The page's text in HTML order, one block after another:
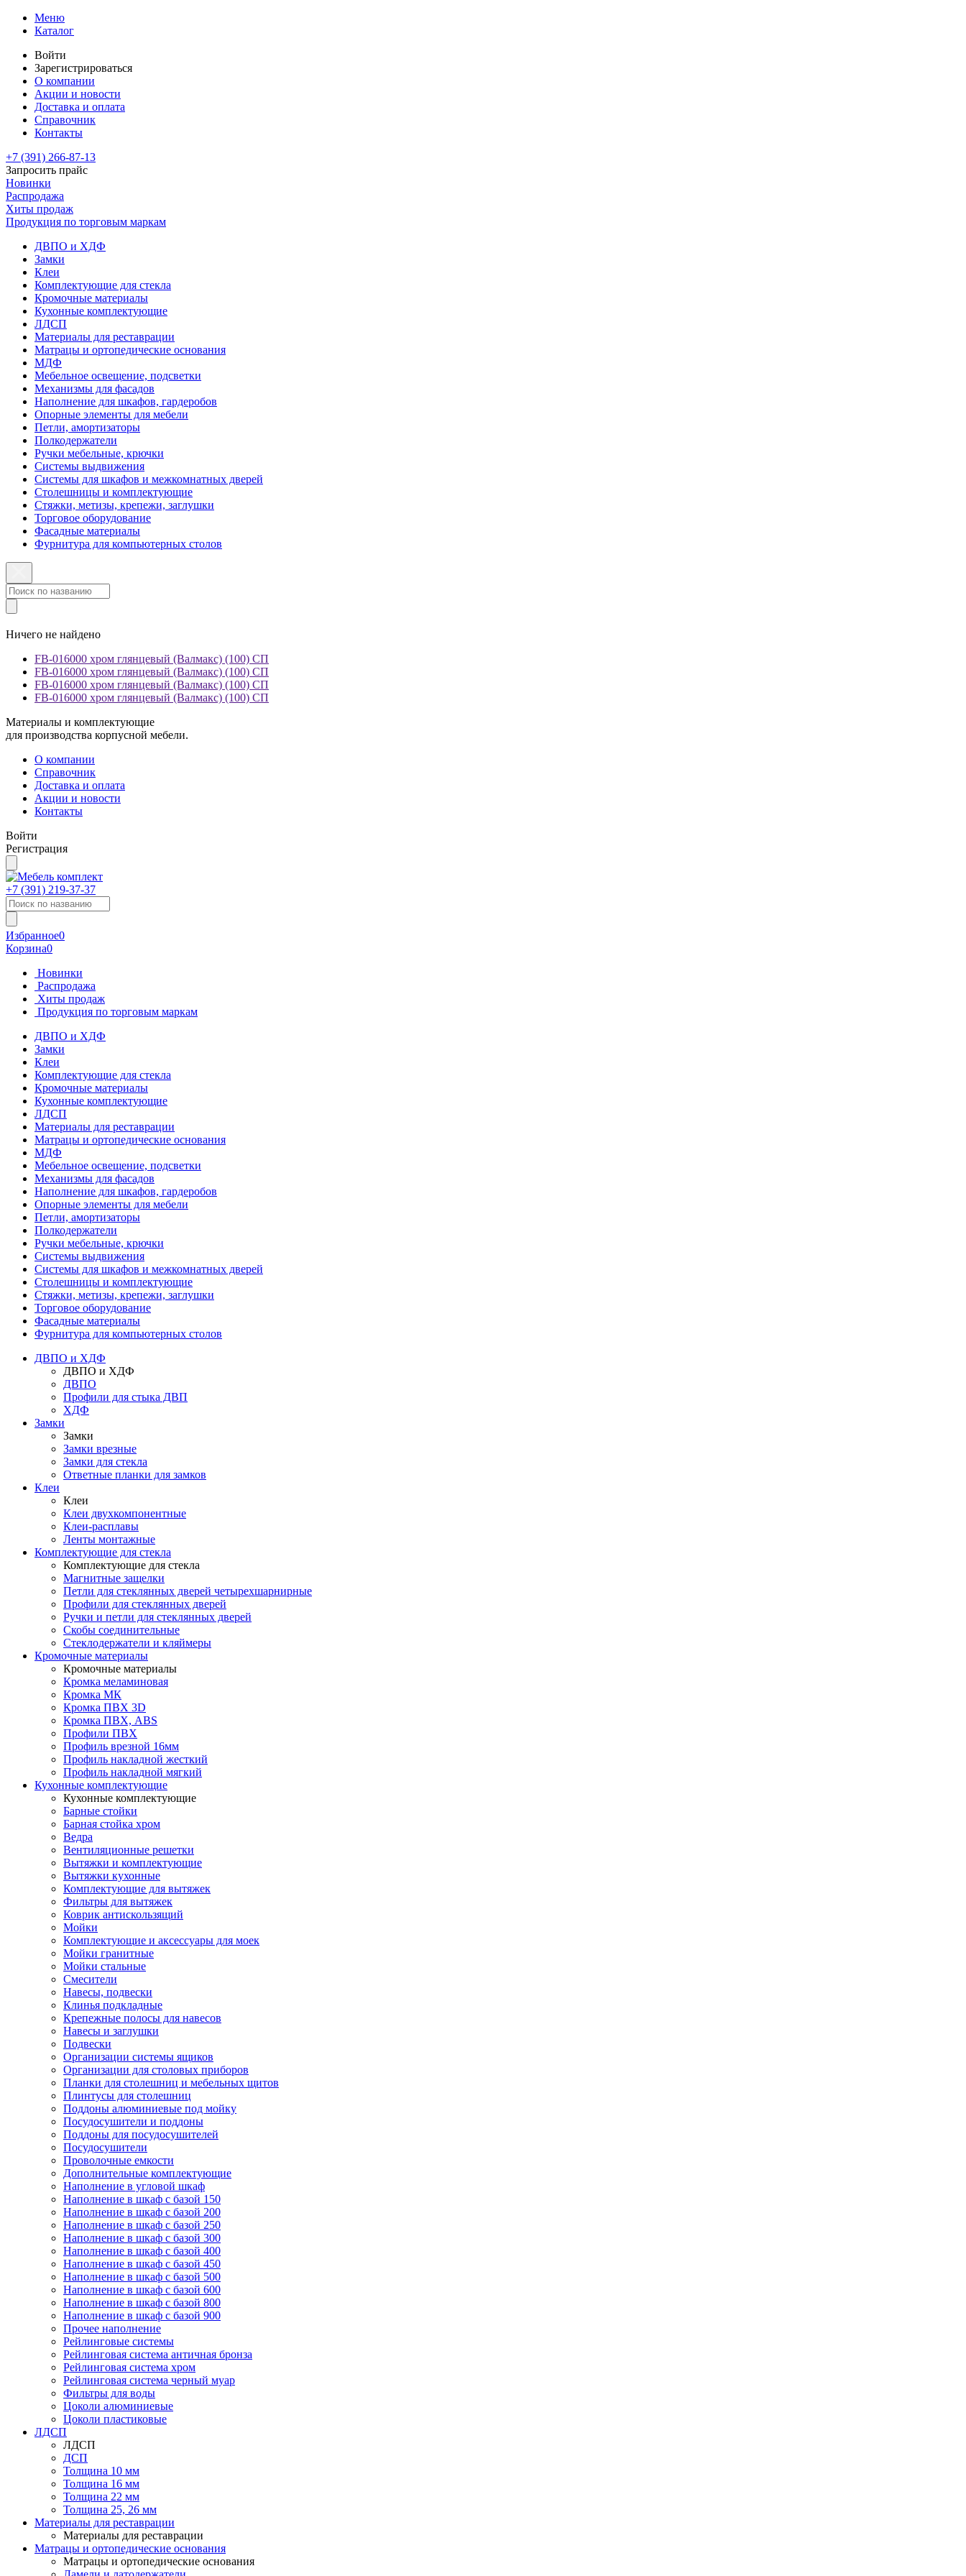
Меню
Каталог
Войти
Зарегистрироваться
О компании
Акции и новости
Доставка и оплата
Справочник
Контакты
+7 (391) 266-87-13
Запросить прайс
Новинки
Распродажа
Хиты продаж
Продукция по торговым маркам
ДВПО и ХДФ
Замки
Клеи
Комплектующие для стекла
Кромочные материалы
Кухонные комплектующие
ЛДСП
Материалы для реставрации
Матрацы и ортопедические основания
МДФ
Мебельное освещение, подсветки
Механизмы для фасадов
Наполнение для шкафов, гардеробов
Опорные элементы для мебели
Петли, амортизаторы
Полкодержатели
Ручки мебельные, крючки
Системы выдвижения
Системы для шкафов и межкомнатных дверей
Столешницы и комплектующие
Стяжки, метизы, крепежи, заглушки
Торговое оборудование
Фасадные материалы
Фурнитура для компьютерных столов
Ничего не найдено
FB-016000 хром глянцевый (Валмакс) (100) СП
FB-016000 хром глянцевый (Валмакс) (100) СП
FB-016000 хром глянцевый (Валмакс) (100) СП
FB-016000 хром глянцевый (Валмакс) (100) СП
Материалы и комплектующие
для производства корпусной мебели.
О компании
Справочник
Доставка и оплата
Акции и новости
Контакты
Войти
Регистрация
+7 (391) 219-37-37
Избранное0
Корзина0
Новинки
Распродажа
Хиты продаж
Продукция по торговым маркам
ДВПО и ХДФ
Замки
Клеи
Комплектующие для стекла
Кромочные материалы
Кухонные комплектующие
ЛДСП
Материалы для реставрации
Матрацы и ортопедические основания
МДФ
Мебельное освещение, подсветки
Механизмы для фасадов
Наполнение для шкафов, гардеробов
Опорные элементы для мебели
Петли, амортизаторы
Полкодержатели
Ручки мебельные, крючки
Системы выдвижения
Системы для шкафов и межкомнатных дверей
Столешницы и комплектующие
Стяжки, метизы, крепежи, заглушки
Торговое оборудование
Фасадные материалы
Фурнитура для компьютерных столов
ДВПО и ХДФ
ДВПО и ХДФ
ДВПО
Профили для стыка ДВП
ХДФ
Замки
Замки
Замки врезные
Замки для стекла
Ответные планки для замков
Клеи
Клеи
Клеи двухкомпонентные
Клеи-расплавы
Ленты монтажные
Комплектующие для стекла
Комплектующие для стекла
Магнитные защелки
Петли для стеклянных дверей четырехшарнирные
Профили для стеклянных дверей
Ручки и петли для стеклянных дверей
Скобы соединительные
Стеклодержатели и кляймеры
Кромочные материалы
Кромочные материалы
Кромка меламиновая
Кромка МК
Кромка ПВХ 3D
Кромка ПВХ, ABS
Профили ПВХ
Профиль врезной 16мм
Профиль накладной жесткий
Профиль накладной мягкий
Кухонные комплектующие
Кухонные комплектующие
Барные стойки
Барная стойка хром
Ведра
Вентиляционные решетки
Вытяжки и комплектующие
Вытяжки кухонные
Комплектующие для вытяжек
Фильтры для вытяжек
Коврик антискользящий
Мойки
Комплектующие и аксессуары для моек
Мойки гранитные
Мойки стальные
Смесители
Навесы, подвески
Клинья подкладные
Крепежные полосы для навесов
Навесы и заглушки
Подвески
Организации системы ящиков
Организации для столовых приборов
Планки для столешниц и мебельных щитов
Плинтусы для столешниц
Поддоны алюминиевые под мойку
Посудосушители и поддоны
Поддоны для посудосушителей
Посудосушители
Проволочные емкости
Дополнительные комплектующие
Наполнение в угловой шкаф
Наполнение в шкаф с базой 150
Наполнение в шкаф с базой 200
Наполнение в шкаф с базой 250
Наполнение в шкаф с базой 300
Наполнение в шкаф с базой 400
Наполнение в шкаф с базой 450
Наполнение в шкаф с базой 500
Наполнение в шкаф с базой 600
Наполнение в шкаф с базой 800
Наполнение в шкаф с базой 900
Прочее наполнение
Рейлинговые системы
Рейлинговая система античная бронза
Рейлинговая система хром
Рейлинговая система черный муар
Фильтры для воды
Цоколи алюминиевые
Цоколи пластиковые
ЛДСП
ЛДСП
ДСП
Толщина 10 мм
Толщина 16 мм
Толщина 22 мм
Толщина 25, 26 мм
Материалы для реставрации
Материалы для реставрации
Матрацы и ортопедические основания
Матрацы и ортопедические основания